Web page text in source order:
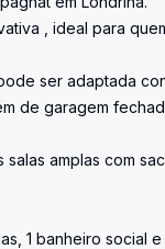
, ideal para
ser adaptada
de garagem
amplas com
1 banheiro